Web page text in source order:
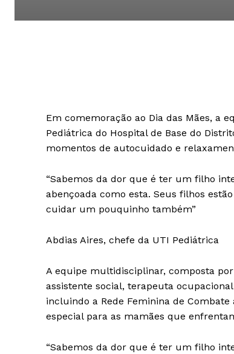
Em comemoração ao Dia das Mães, a
Pediátrica do Hospital de Base do
momentos de autocuidado e
“Sabemos da dor que é ter um filho
abençoada como esta. Seus filhos
cuidar um pouquinho também”
Abdias Aires, chefe da UTI Pediátrica
A equipe multidisciplinar, composta
assistente social, terapeuta
incluindo a Rede Feminina de Combate
especial para as mamães que
“Sabemos da dor que é ter um filho